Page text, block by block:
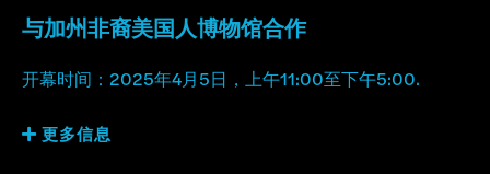
与加州非裔美国人博物馆合作
开幕时间：2025年4月5日，上午11:00至下午5:00.
更多信息